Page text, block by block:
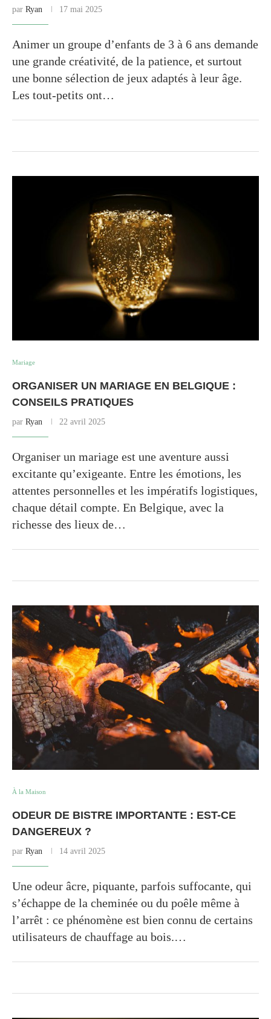
par Ryan 17 mai 2025
Animer un groupe d’enfants de 3 à 6 ans demande
une grande créativité, de la patience, et surtout
une bonne sélection de jeux adaptés à leur âge.
Les tout-petits ont…
Mariage
ORGANISER UN MARIAGE EN BELGIQUE :
CONSEILS PRATIQUES
par Ryan 22 avril 2025
Organiser un mariage est une aventure aussi
excitante qu’exigeante. Entre les émotions, les
attentes personnelles et les impératifs logistiques,
chaque détail compte. En Belgique, avec la
richesse des lieux de…
À la Maison
ODEUR DE BISTRE IMPORTANTE : EST-CE
DANGEREUX ?
par Ryan 14 avril 2025
Une odeur âcre, piquante, parfois suffocante, qui
s’échappe de la cheminée ou du poêle même à
l’arrêt : ce phénomène est bien connu de certains
utilisateurs de chauffage au bois.…